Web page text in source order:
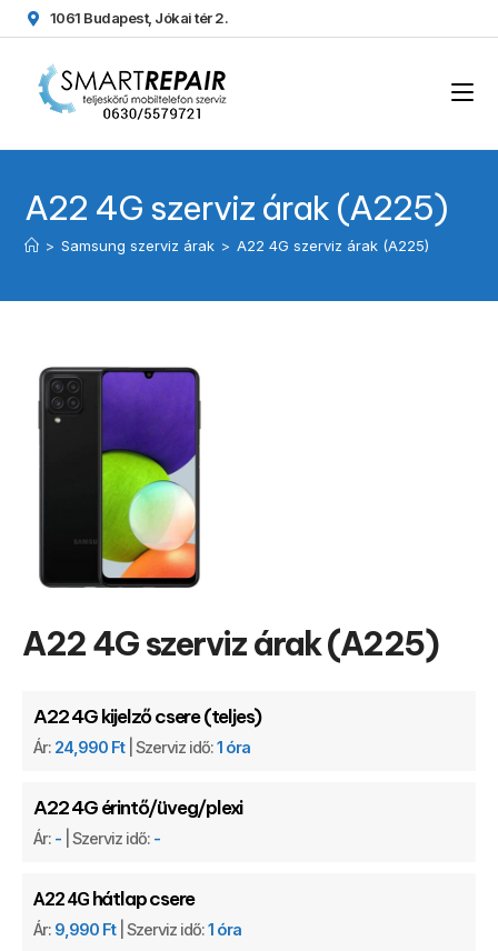
1061 Budapest, Jókai tér 2.
A22 4G szerviz árak (A225)
> Samsung szerviz árak > A22 4G szerviz árak (A225)
A22 4G szerviz árak (A225)
A22 4G kijelző csere (teljes)
Ár: 24,990 Ft| Szerviz idő:1 óra
A22 4G érintő/üveg/plexi
Ár: - | Szerviz idő: -
A22 4Ghátlap csere
Ár: 9,990 Ft| Szerviz idő:1 óra